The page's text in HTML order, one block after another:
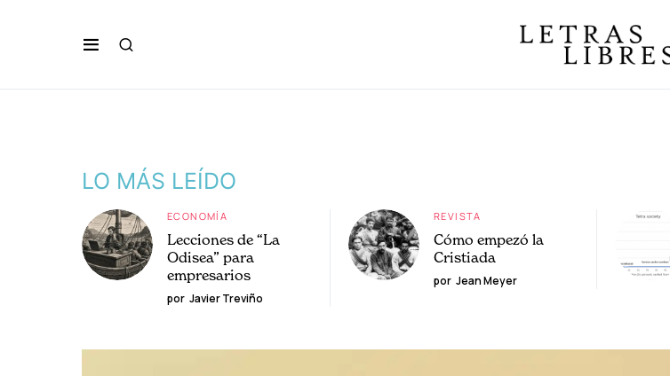
LO MÁS LEÍDO
ECONOMÍA
Lecciones de “La
Odisea” para
empresarios
por Javier Treviño
REVISTA
Cómo empezó la
Cristiada
por Jean Meyer